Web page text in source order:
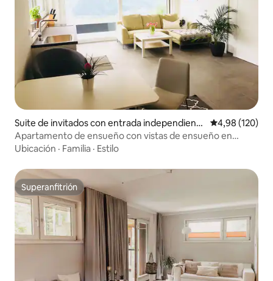
Suite de invitados con entrada independiente
en Schwaz
Calificación
4,98 (120)
Apartamento de ensueño con vistas de ensueño en
Schwaz
Ubicación · Familia · Estilo
Superanfitrión
Superanfitrión